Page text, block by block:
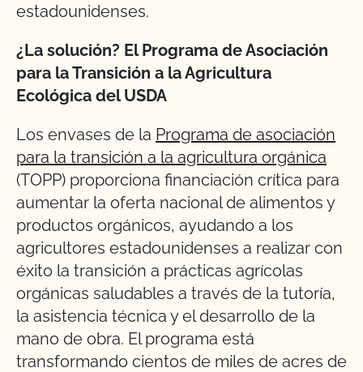
estadounidenses.
¿La solución? El Programa de Asociación
para la Transición a la Agricultura
Ecológica del USDA
Los envases de la Programa de asociación
para la transición a la agricultura orgánica
(TOPP) proporciona financiación crítica para
aumentar la oferta nacional de alimentos y
productos orgánicos, ayudando a los
agricultores estadounidenses a realizar con
éxito la transición a prácticas agrícolas
orgánicas saludables a través de la tutoría,
la asistencia técnica y el desarrollo de la
mano de obra. El programa está
transformando cientos de miles de acres de